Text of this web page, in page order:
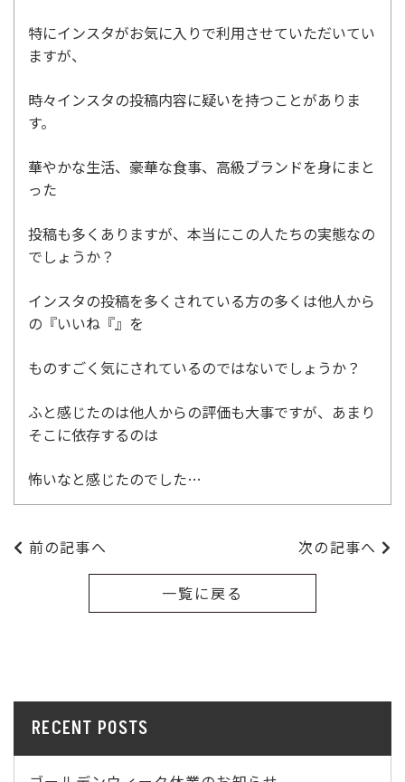
特にインスタがお気に入りで利用させていただいてい
ますが、
時々インスタの投稿内容に疑いを持つことがありま
す。
華やかな生活、豪華な食事、高級ブランドを身にまと
った
投稿も多くありますが、本当にこの人たちの実態なの
でしょうか？
インスタの投稿を多くされている方の多くは他人から
の『いいね『』を
ものすごく気にされているのではないでしょうか？
ふと感じたのは他人からの評価も大事ですが、あまり
そこに依存するのは
怖いなと感じたのでした…
前の記事へ 次の記事へ
一覧に戻る
RECENT POSTS